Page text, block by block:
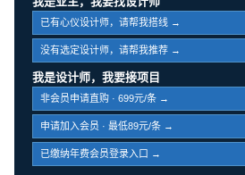
已有心仪设计师，请帮我搭线 →
没有选定设计师，请帮我推荐 →
我是设计师，我要接项目
非会员申请直购 · 699元/条 →
申请加入会员 · 最低89元/条 →
已缴纳年费会员登录入口 →